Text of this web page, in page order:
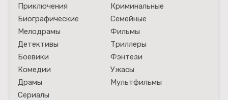
Приключения
Криминальные
Биографические
Семейные
Мелодрамы
Фильмы
Детективы
Триллеры
Боевики
Фэнтези
Комедии
Ужасы
Драмы
Мультфильмы
Сериалы